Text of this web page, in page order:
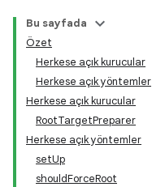
Bu sayfada
Özet
Herkese açık kurucular
Herkese açık yöntemler
Herkese açık kurucular
RootTargetPreparer
Herkese açık yöntemler
setUp
shouldForceRoot